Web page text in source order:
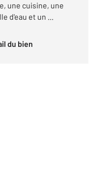
une cuisine, une
d'eau et un ...
du bien